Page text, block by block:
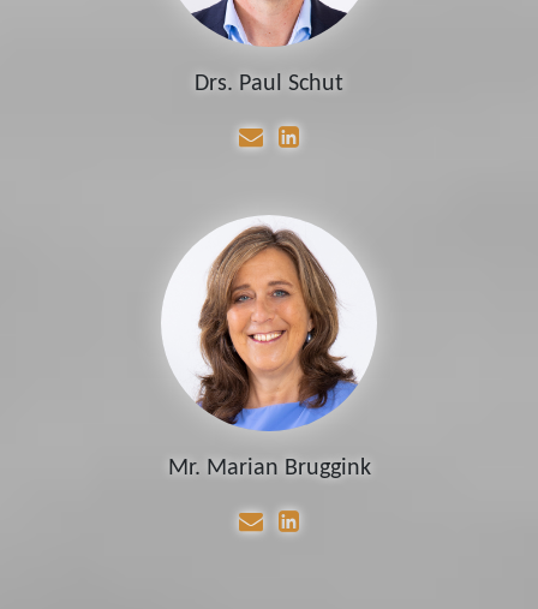
Drs. Paul Schut
Mr. Marian Bruggink